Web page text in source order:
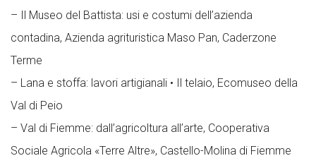
– Il Museo del Battista: usi e costumi dell’azienda
contadina, Azienda agrituristica Maso Pan, Caderzone
Terme
– Lana e stoffa: lavori artigianali • Il telaio, Ecomuseo della
Val di Peio
– Val di Fiemme: dall’agricoltura all’arte, Cooperativa
Sociale Agricola «Terre Altre», Castello-Molina di Fiemme